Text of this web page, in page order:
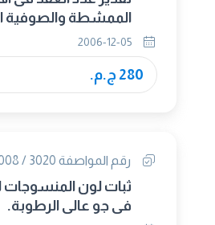
الممشطة والصوفية
280 ج.م.
رقم المواصفة 3020 / 2008
ثبات لون المنسوجات
فى جو عالى الرطوبة.